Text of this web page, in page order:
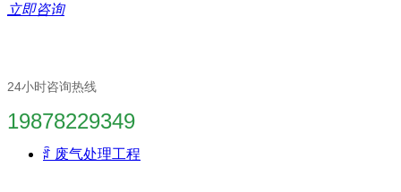
立即咨询
24小时咨询热线
19878229349
ꄁ 废气处理工程